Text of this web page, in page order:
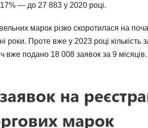
— до 27 883 у 2020 році.
марок різко скоротилася на
Проте вже у 2023 році кількість
вже подано 18 008 заявок за 9 місяців.